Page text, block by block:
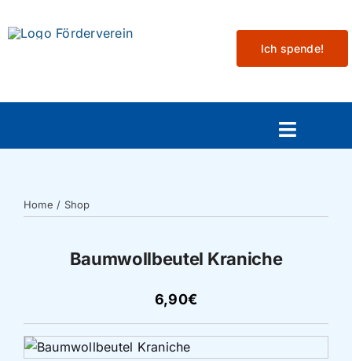
to
Ich spende!
Toggle
Projekte
Home / Shop
Baumwollbeutel Kraniche
6,90€